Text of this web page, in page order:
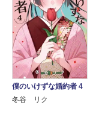
僕のいけずな婚約者 4
冬谷 リク